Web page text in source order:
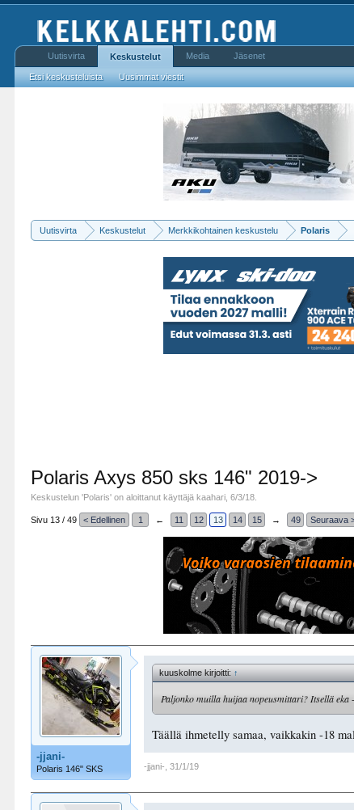
Uutisvirta Keskustelut Merkkikohtainen keskustelu Polaris
Polaris Axys 850 sks 146" 2019->
Keskustelun 'Polaris' on aloittanut käyttäjäkaahari ,6/3/18
Sivu 13 / 49 < Edellinen 1 ← 11 12 13 14 15 → 49 Seuraava
-jjani-
Polaris 146" SKS
kuuskolme kirjoitti:↑
Paljonko muilla huijaa nopeusmittari? Itsellä
Täällä ihmetelly samaa, vaikkakin -18
-jjani- 31/1/19
Uutisvirta Keskustelut
Etsi keskusteluista Uusimmat viestit
Media Jäsenet